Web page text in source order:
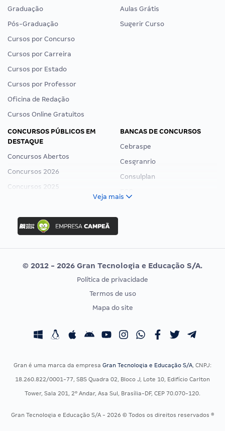
Graduação
Pós-Graduação
Cursos por Concurso
Cursos por Carreira
Cursos por Estado
Cursos por Professor
Oficina de Redação
Cursos Online Gratuitos
Aulas Grátis
Sugerir Curso
CONCURSOS PÚBLICOS EM
DESTAQUE
Concursos Abertos
Concursos 2026
Concursos 2025
Concurso Ibama
Concurso MPU
Editais publicados
BANCAS DE CONCURSOS
Cebraspe
Cesgranrio
Consulplan
Vunesp
CONCURSOS POR PROFISSÃO
Concursos Fiscais
Concursos Saúde
Residência Multiprofissional
EXAME DE ORDEM
Calendário OAB
Veja mais
© 2012 - 2026 Gran Tecnologia e Educação S/A.
Política de privacidade
Termos de uso
Mapa do site
Gran é uma marca da empresa Gran Tecnologia e Educação S/A, CNPJ:
18.260.822/0001-77, SBS Quadra 02, Bloco J, Lote 10, Edifício Carlton
Tower, Sala 201, 2º Andar, Asa Sul, Brasília-DF, CEP 70.070-120.
Gran Tecnologia e Educação S/A - 2026 © Todos os direitos reservados ®